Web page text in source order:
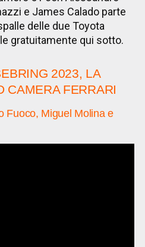
e James Calado parte
delle due Toyota
gratuitamente qui sotto.
2023, LA
CAMERA FERRARI
Fuoco, Miguel Molina e